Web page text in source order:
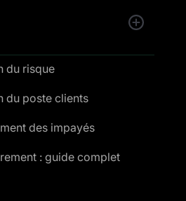
du risque
du poste clients
des impayés
: guide complet